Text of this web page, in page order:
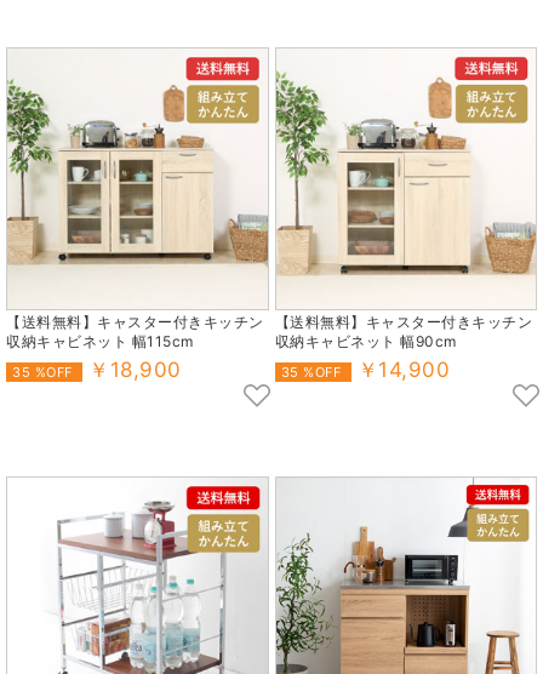
【送料無料】キャスター付きキッチン
収納キャビネット 幅115cm
35 %OFF ￥18,900
【送料無料】キャスター付きキッチン
収納キャビネット 幅90cm
35 %OFF ￥14,900